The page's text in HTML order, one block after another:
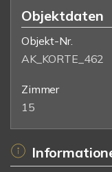
Objektdaten
Objekt-Nr.
AK_KORTE_462
Zimmer
15